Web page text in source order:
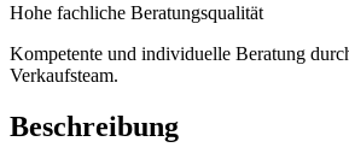
Hohe fachliche Beratungsqualität
Kompetente und individuelle Beratung
Verkaufsteam.
Beschreibung